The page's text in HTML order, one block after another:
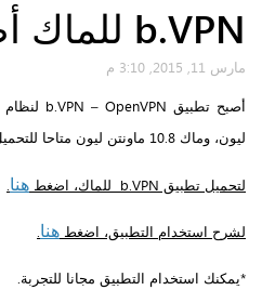
b.VPN للماك أصبح متاحا
مارس 11, 2015, 3:10 م
ليون، وماك 10.8 ماونتن ليون متاحا للتحميل الآن.
لتحميل تطبيق b.VPN للماك، اضغط هنا.
لشرح استخدام التطبيق، اضغط هنا.
*يمكنك استخدام التطبيق مجانا للتجربة.